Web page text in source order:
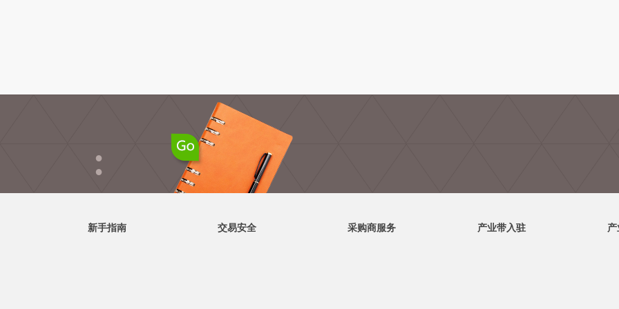
●
●
新手指南 交易安全 采购商服务 产业带入驻